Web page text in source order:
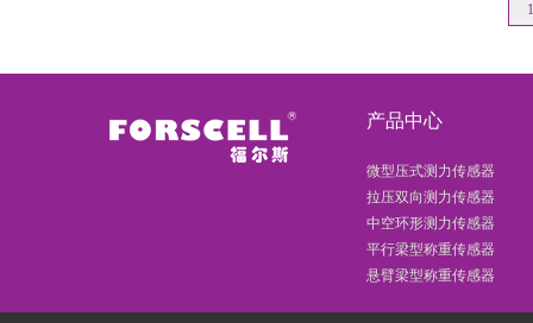
1
产品中心
微型压式测力传感器
拉压双向测力传感器
中空环形测力传感器
平行梁型称重传感器
悬臂梁型称重传感器